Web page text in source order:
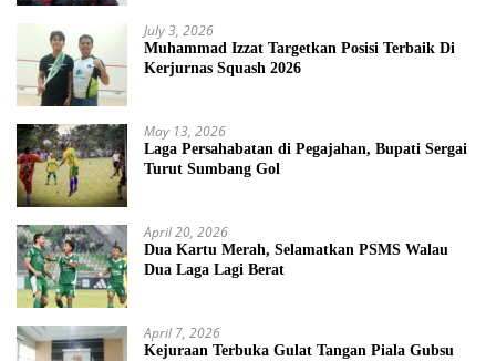
July 3, 2026
Muhammad Izzat Targetkan Posisi Terbaik Di
Kerjurnas Squash 2026
May 13, 2026
Laga Persahabatan di Pegajahan, Bupati Sergai
Turut Sumbang Gol
April 20, 2026
Dua Kartu Merah, Selamatkan PSMS Walau
Dua Laga Lagi Berat
April 7, 2026
Kejuraan Terbuka Gulat Tangan Piala Gubsu